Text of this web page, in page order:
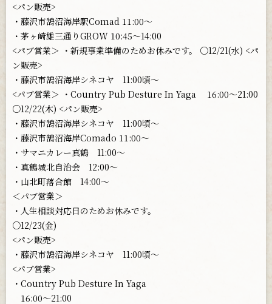
<パン販売>
・藤沢市鵠沼海岸駅Comad 11:00〜
・茅ヶ崎雄三通りGROW 10:45〜14:00
<パブ営業＞ ・新規事業準備のためお休みです。 ○12/21(水) <パ
ン販売>
・藤沢市鵠沼海岸シネコヤ 11:00頃〜
<パブ営業＞ ・Country Pub Desture In Yaga 16:00〜21:00
○12/22(木) <パン販売>
・藤沢市鵠沼海岸シネコヤ 11:00頃〜
・藤沢市鵠沼海岸Comado 11:00〜
・サマニカレー真鶴 11:00〜
・真鶴城北自治会 12:00〜
・山北町落合館 14:00〜
＜パブ営業＞
・人生相談対応日のためお休みです。
○12/23(金)
<パン販売>
・藤沢市鵠沼海岸シネコヤ 11:00頃〜
<パブ営業>
・Country Pub Desture In Yaga
16:00〜21:00